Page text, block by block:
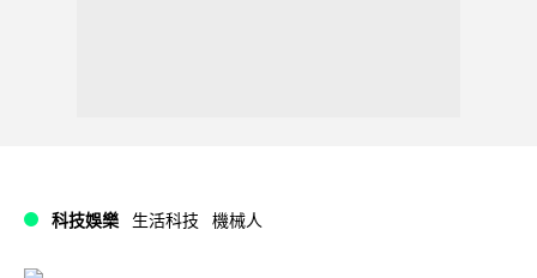
科技娛樂 生活科技 機械人